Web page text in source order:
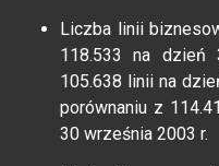
Liczba linii
118.533 na dzień
105.638 linii na
porównaniu z
30 września 2003 r.